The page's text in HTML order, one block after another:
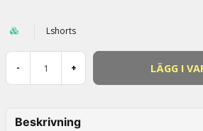
Lshorts
- + LÄGG I
Beskrivning